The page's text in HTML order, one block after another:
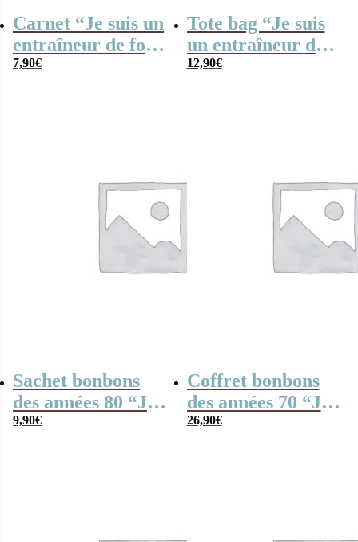
Carnet “Je suis un
entraîneur de foot
qui déchire”
7,90€
Tote bag “Je suis
un entraîneur de
foot qui déchire”-
12,90€
Sachet bonbons
des années 80 “Je
suis un entraîneur
9,90€
Coffret bonbons
des années 70 “Je
suis une prof de
26,90€